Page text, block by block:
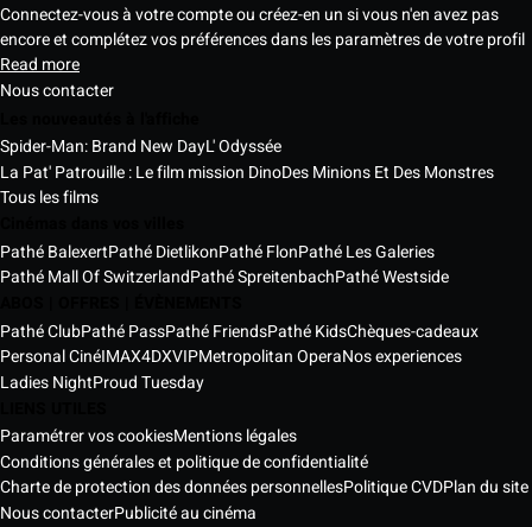
Connectez-vous à votre compte ou créez-en un si vous n'en avez pas
encore et complétez vos préférences dans les paramètres de votre profil
Read more
Nous contacter
Spider-Man: Brand New DayL' Odyssée
La Pat' Patrouille : Le film mission DinoDes Minions Et Des Monstres
Tous les films
Pathé BalexertPathé DietlikonPathé FlonPathé Les Galeries
Pathé Mall Of SwitzerlandPathé SpreitenbachPathé Westside
Pathé ClubPathé PassPathé FriendsPathé KidsChèques-cadeaux
Personal CinéIMAX4DXVIPMetropolitan OperaNos experiences
Ladies NightProud Tuesday
Paramétrer vos cookiesMentions légales
Conditions générales et politique de confidentialité
Charte de protection des données personnellesPolitique CVDPlan du site
Nous contacterPublicité au cinéma